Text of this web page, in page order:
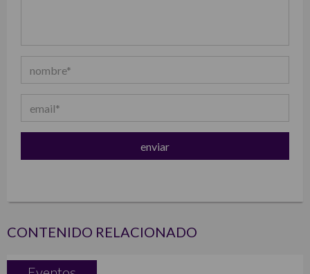
CONTENIDO RELACIONADO